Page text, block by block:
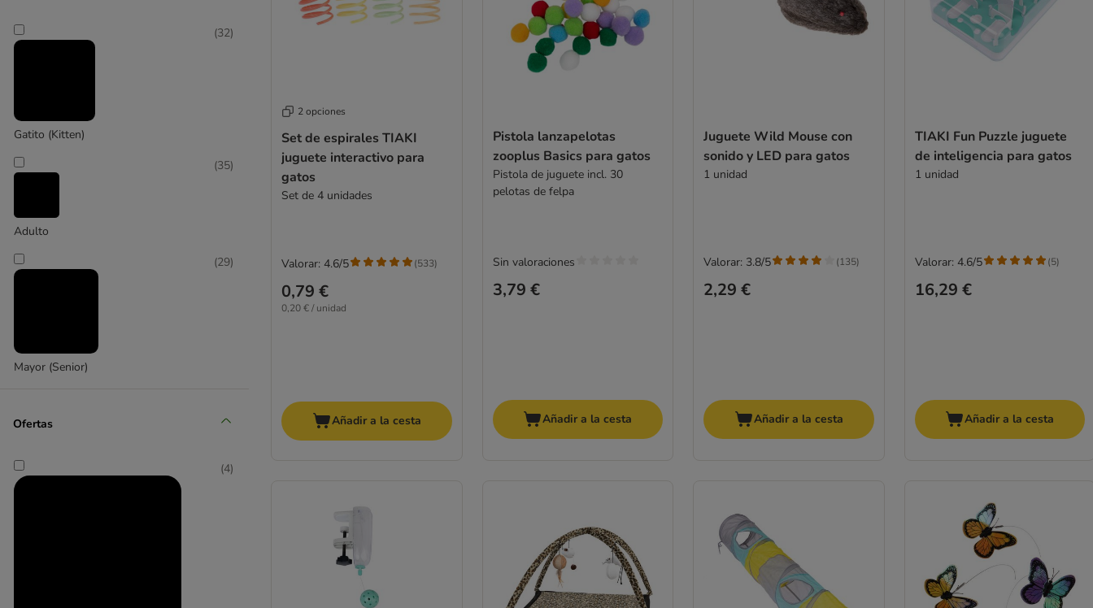
Gatito (Kitten)
(32)
Adulto
(35)
Mayor (Senior)
(29)
Ofertas
(4)
2 opciones
Set de espirales TIAKI
juguete interactivo para
gatos
Set de 4 unidades
0,79 €
0,20 € / unidad
Valorar: 4.6/5 (533)
Añadir a la cesta
Pistola lanzapelotas
zooplus Basics para gatos
Pistola de juguete incl. 30
pelotas de felpa
3,79 €
Sin valoraciones
Añadir a la cesta
Juguete Wild Mouse con
sonido y LED para gatos
1 unidad
2,29 €
Valorar: 3.8/5 (135)
Añadir a la cesta
TIAKI Fun Puzzle juguete
de inteligencia para gatos
1 unidad
16,29 €
Valorar: 4.6/5 (5)
Añadir a la cesta